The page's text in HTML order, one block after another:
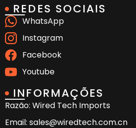
REDES SOCIAIS
WhatsApp
Instagram
Facebook
Youtube
INFORMAÇÕES
Razão: Wired Tech Imports
Email: sales@wiredtech.com.cn